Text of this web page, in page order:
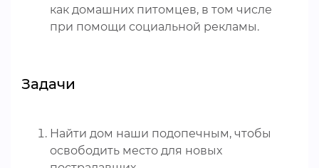
как домашних питомцев, в том числе
при помощи социальной рекламы.
Задачи
Найти дом наши подопечным, чтобы
освободить место для новых